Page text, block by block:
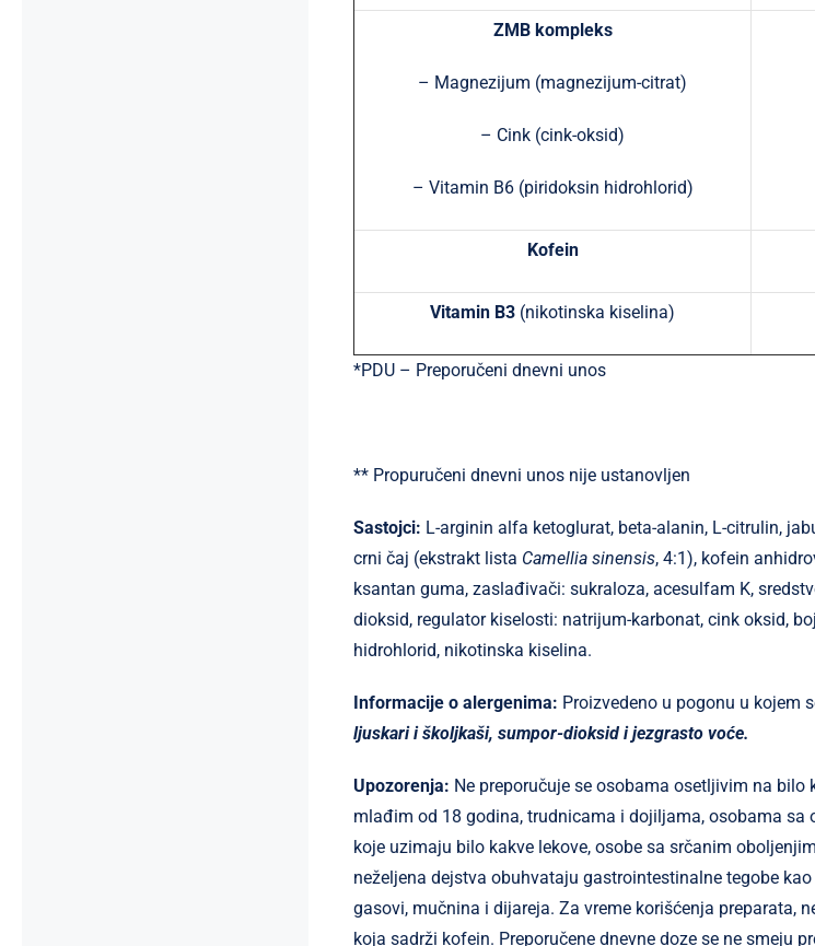
ZMB kompleks
– Magnezijum (magnezijum-citrat)
– Cink (cink-oksid)
– Vitamin B6 (piridoksin hidrohlorid)
Kofein
Vitamin B3 (nikotinska kiselina)
*PDU – Preporučeni dnevni unos
** Propuručeni dnevni unos nije ustanovljen
Sastojci: L-arginin alfa ketoglurat, beta-alanin, L-citrulin,
crni čaj (ekstrakt lista Camellia sinensis, 4:1), kofein
ksantan guma, zaslađivači: sukraloza, acesulfam K,
dioksid, regulator kiselosti: natrijum-karbonat, cink oksid,
hidrohlorid, nikotinska kiselina.
Informacije o alergenima: Proizvedeno u pogonu u kojem
ljuskari i školjkaši, sumpor-dioksid i jezgrasto voće.
Upozorenja: Ne preporučuje se osobama osetljivim na
mlađim od 18 godina, trudnicama i dojiljama, osobama sa
koje uzimaju bilo kakve lekove, osobe sa srčanim
neželjena dejstva obuhvataju gastrointestinalne tegobe
gasovi, mučnina i dijareja. Za vreme korišćenja preparata,
koja sadrži kofein. Preporučene dnevne doze se ne smeju